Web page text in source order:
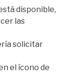
disponible,
las
solicitar
el ícono de